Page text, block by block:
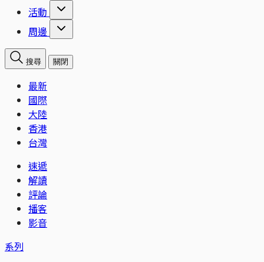
活動
周邊
搜尋 關閉
最新
國際
大陸
香港
台灣
速遞
解讀
評論
播客
影音
系列